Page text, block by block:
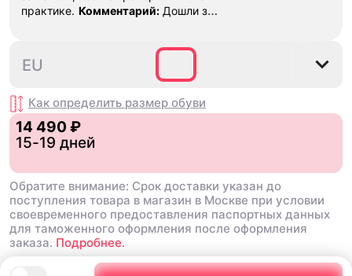
практике. Комментарий: Дошли за
42
EU
Как определить размер обуви
14 490 ₽
15-19 дней
Обратите внимание: Срок доставки указан до
поступления товара в магазин в Москве при условии
своевременного предоставления паспортных данных
для таможенного оформления после оформления
заказа. Подробнее.